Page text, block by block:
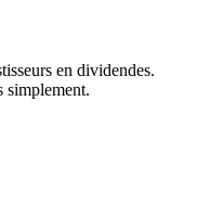
en dividendes.
simplement.